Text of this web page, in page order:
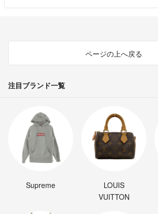
ページの上へ戻る
注目ブランド一覧
Supreme
LOUIS
VUITTON